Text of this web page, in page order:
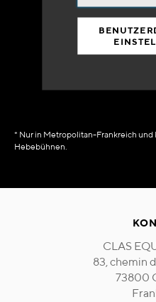
90%
in
* Nur in Metropolitan-Frankreich und
Hebebühnen.
CLAS
83, chemin
73800